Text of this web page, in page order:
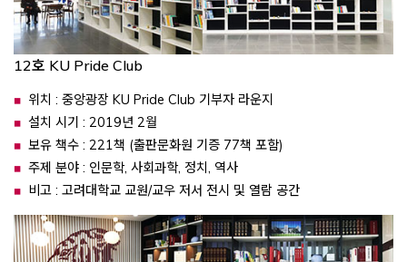
12호 KU Pride Club
위치 : 중앙광장 KU Pride Club 기부자 라운지
설치 시기 : 2019년 2월
보유 책수 : 221책 (출판문화원 기증 77책 포함)
주제 분야 : 인문학, 사회과학, 정치, 역사
비고 : 고려대학교 교원/교우 저서 전시 및 열람 공간